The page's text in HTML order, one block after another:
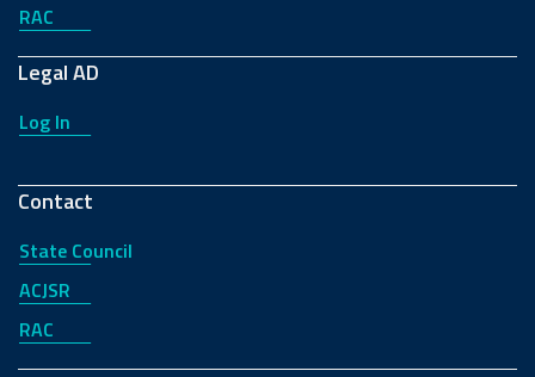
RAC
Legal AD
Log In
Contact
State Council
ACJSR
RAC